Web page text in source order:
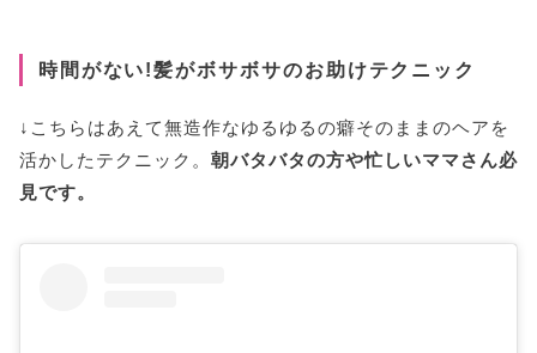
時間がない!髪がボサボサのお助けテクニック
↓こちらはあえて無造作なゆるゆるの癖そのままのヘアを
活かしたテクニック。 朝バタバタの方や忙しいママさん必
見です。